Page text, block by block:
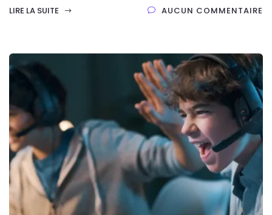
LIRE LA SUITE AUCUN COMMENTAIRE